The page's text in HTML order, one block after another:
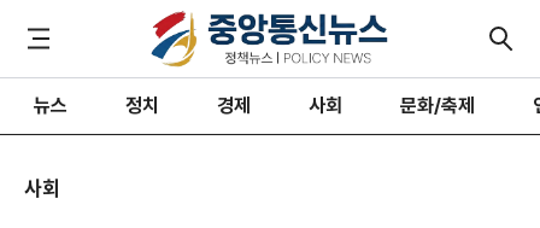
뉴스 정치 경제 사회 문화/축제
사회